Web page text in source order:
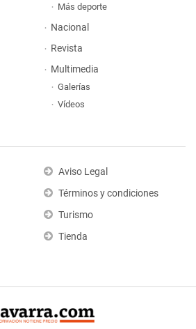
Más deporte
Nacional
Revista
Multimedia
Galerías
Vídeos
Aviso Legal
Términos y condiciones
Turismo
Tienda